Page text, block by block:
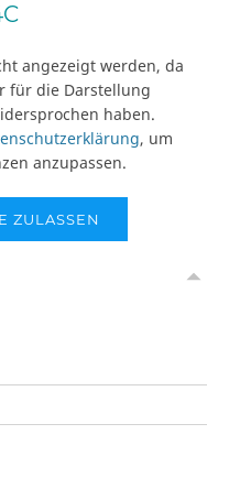
angezeigt werden, da
für die Darstellung
haben.
, um
anzupassen.
ZULASSEN